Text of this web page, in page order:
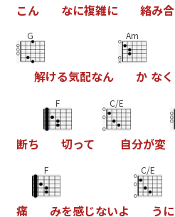
こん なに複雑に 絡み合
G
解ける気配なん
Am
か なく
断ち
F
切って
C/E
自分が変
痛
F
みを感じないよ
C/E
う に